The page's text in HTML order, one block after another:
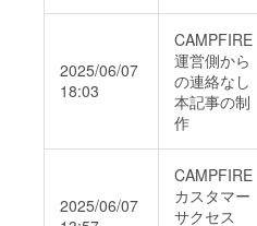
2025/06/07
18:03
CAMPFIRE
運営側から
の連絡なし
本記事の制
作
2025/06/07
CAMPFIRE
カスタマー
サクセス